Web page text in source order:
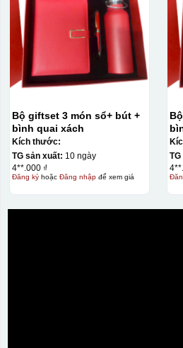
Bộ giftset 3 món sổ+ bút +
bình quai xách
Kích thước:
TG sản xuất: 10 ngày
4**.000 ₫
Đăng kýhoặc Đăng nhậpđể xem giá